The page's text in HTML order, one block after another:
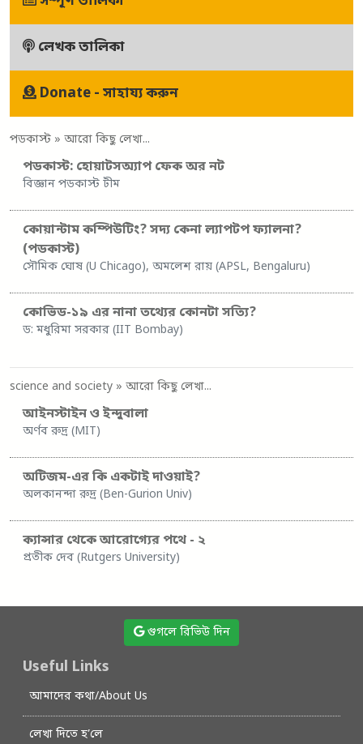
লেখক তালিকা
Donate - সাহায্য করুন
পডকাস্ট » আরো কিছু লেখা...
পডকাস্ট: হোয়াটসঅ্যাপ ফেক অর নট
বিজ্ঞান পডকাস্ট টীম
কোয়ান্টাম কম্পিউটিং? সদ্য কেনা ল্যাপটপ ফ্যালনা?
(পডকাস্ট)
সৌমিক ঘোষ (U Chicago), অমলেশ রায় (APSL, Bengaluru)
কোভিড-১৯ এর নানা তথ্যের কোনটা সত্যি?
ড: মধুরিমা সরকার (IIT Bombay)
science and society » আরো কিছু লেখা...
আইনস্টাইন ও ইন্দুবালা
অর্ণব রুদ্র (MIT)
অটিজম-এর কি একটাই দাওয়াই?
অলকানন্দা রুদ্র (Ben-Gurion Univ)
ক্যান্সার থেকে আরোগ্যের পথে - ২
প্রতীক দেব (Rutgers University)
গুগলে রিভিউ দিন
Useful Links
আমাদের কথা/About Us
লেখা দিতে হ’লে